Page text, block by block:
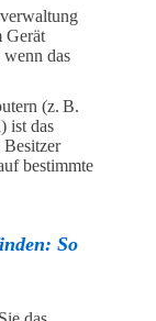
Gerät
das
(z. B.
ist das
Besitzer
bestimmte
So